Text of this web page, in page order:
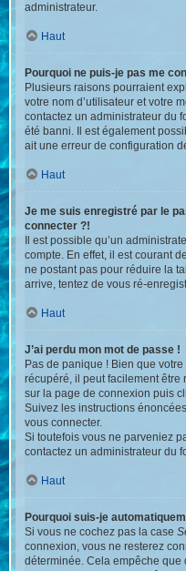
administrateur.
Haut
Pourquoi ne puis-je pas me
Plusieurs raisons pourraient
votre nom d’utilisateur et votre
contactez un administrateur du
été banni. Il est également
ait une erreur de configuration
Haut
Je me suis enregistré par le
connecter ?!
Il est possible qu’un
compte. En effet, il est courant
ne postant pas pour réduire la
arrive, tentez de vous ré-
Haut
J’ai perdu mon mot de passe !
Pas de panique ! Bien que
récupéré, il peut facilement
sur la page de connexion puis
Suivez les instructions
vous connecter.
Si toutefois vous ne parveniez
contactez un administrateur du
Haut
Pourquoi suis-je
Si vous ne cochez pas la case
connexion, vous ne resterez
déterminée. Cela empêche que